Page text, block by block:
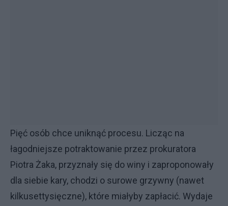
Pięć osób chce uniknąć procesu. Licząc na
łagodniejsze potraktowanie przez prokuratora
Piotra Żaka, przyznały się do winy i zaproponowały
dla siebie kary, chodzi o surowe grzywny (nawet
kilkusettysięczne), które miałyby zapłacić. Wydaje